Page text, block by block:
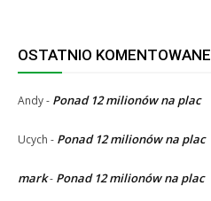
OSTATNIO KOMENTOWANE
Andy- Ponad 12 milionów na plac
Ucych - Ponad 12 milionów na plac
mark- Ponad 12 milionów na plac